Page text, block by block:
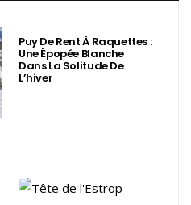
Puy De Rent À Raquettes :
Une Épopée Blanche
Dans La Solitude De
L’hiver